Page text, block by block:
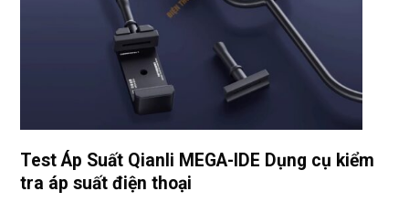
Test Áp Suất Qianli MEGA-IDE Dụng cụ kiểm
tra áp suất điện thoại